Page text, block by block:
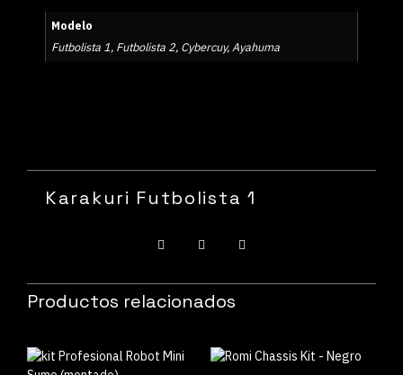
Modelo
Futbolista 1, Futbolista 2, Cybercuy, Ayahuma
Karakuri Futbolista 1
Productos relacionados